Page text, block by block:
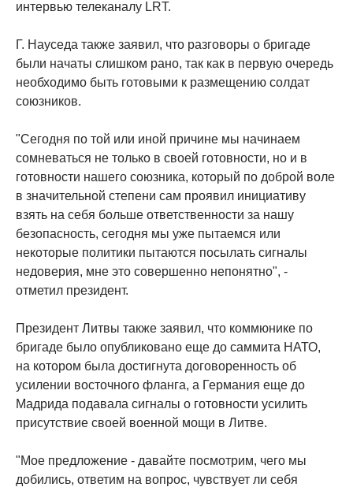
интервью телеканалу LRT.
Г. Науседа также заявил, что разговоры о бригаде
были начаты слишком рано, так как в первую очередь
необходимо быть готовыми к размещению солдат
союзников.
"Сегодня по той или иной причине мы начинаем
сомневаться не только в своей готовности, но и в
готовности нашего союзника, который по доброй воле
в значительной степени сам проявил инициативу
взять на себя больше ответственности за нашу
безопасность, сегодня мы уже пытаемся или
некоторые политики пытаются посылать сигналы
недоверия, мне это совершенно непонятно", -
отметил президент.
Президент Литвы также заявил, что коммюнике по
бригаде было опубликовано еще до саммита НАТО,
на котором была достигнута договоренность об
усилении восточного фланга, а Германия еще до
Мадрида подавала сигналы о готовности усилить
присутствие своей военной мощи в Литве.
"Мое предложение - давайте посмотрим, чего мы
добились, ответим на вопрос, чувствует ли себя